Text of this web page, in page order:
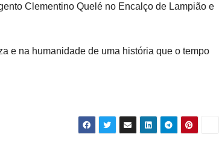
Clementino Quelé no Encalço de Lampião e
e na humanidade de uma história que o tempo